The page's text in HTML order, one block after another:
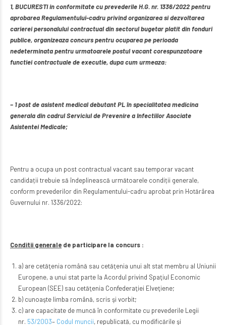
1, BUCURESTI in conformitate cu prevederile H.G. nr. 1336/2022 pentru
aprobarea Regulamentului-cadru privind organizarea si dezvoltarea
carierei personalului contractual din sectorul bugetar platit din fonduri
publice, organizeaza concurs pentru ocuparea pe perioada
nedeterminata pentru urmatoarele postul vacant corespunzatoare
functiei contractuale de executie, dupa cum urmeaza:
– 1 post de asistent medical debutant PL în specialitatea medicina
generala din cadrul Serviciul de Prevenire a Infectiilor Asociate
Asistentei Medicale;
Pentru a ocupa un post contractual vacant sau temporar vacant
candidații trebuie să îndeplinească următoarele condiții generale,
conform prevederilor din Regulamentului-cadru aprobat prin Hotărârea
Guvernului nr. 1336/2022:
Conditii generale de participare la concurs :
a) are cetăţenia română sau cetăţenia unui alt stat membru al Uniunii
Europene, a unui stat parte la Acordul privind Spaţiul Economic
European (SEE) sau cetăţenia Confederaţiei Elveţiene;
b) cunoaşte limba română, scris şi vorbit;
c) are capacitate de muncă în conformitate cu prevederile Legii
nr. 53/2003– Codul muncii, republicată, cu modificările şi